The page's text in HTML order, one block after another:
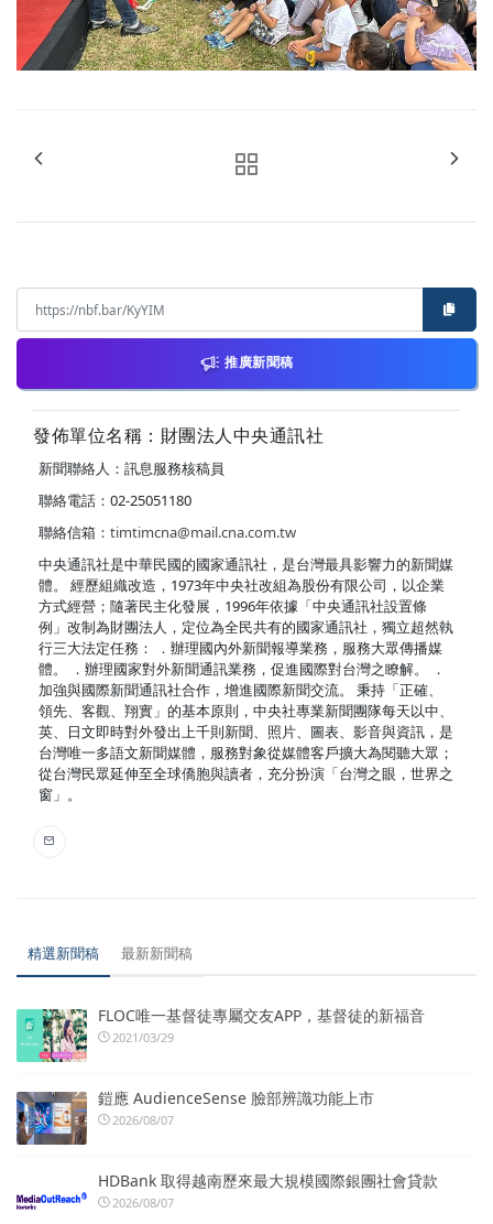
推廣新聞稿
發佈單位名稱：財團法人中央通訊社
新聞聯絡人：訊息服務核稿員
聯絡電話：02-25051180
聯絡信箱： timtimcna@mail.cna.com.tw
中央通訊社是中華民國的國家通訊社，是台灣最具影響力的新聞媒
體。 經歷組織改造，1973年中央社改組為股份有限公司，以企業
方式經營；隨著民主化發展，1996年依據「中央通訊社設置條
例」改制為財團法人，定位為全民共有的國家通訊社，獨立超然執
行三大法定任務： ．辦理國內外新聞報導業務，服務大眾傳播媒
體。 ．辦理國家對外新聞通訊業務，促進國際對台灣之瞭解。 ．
加強與國際新聞通訊社合作，增進國際新聞交流。 秉持「正確、
領先、客觀、翔實」的基本原則，中央社專業新聞團隊每天以中、
英、日文即時對外發出上千則新聞、照片、圖表、影音與資訊，是
台灣唯一多語文新聞媒體，服務對象從媒體客戶擴大為閱聽大眾；
從台灣民眾延伸至全球僑胞與讀者，充分扮演「台灣之眼，世界之
窗」。
精選新聞稿 最新新聞稿
FLOC唯一基督徒專屬交友APP，基督徒的新福音
2021/03/29
鎧應 AudienceSense 臉部辨識功能上市
2026/08/07
HDBank 取得越南歷來最大規模國際銀團社會貸款
2026/08/07